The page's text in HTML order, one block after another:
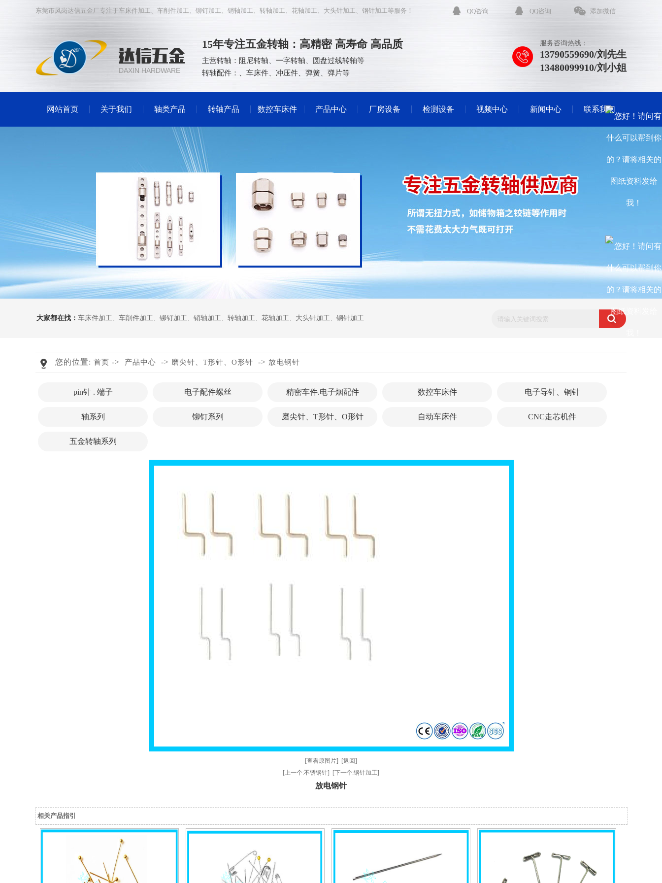
东莞市凤岗达信五金厂专注于车床件加工 、 车削件加工、 铆钉加工、 销轴加工、 转轴加工 、 花轴加工 、 大头针加工 、 钢针加工等服务！ QQ咨询 QQ咨询 添加微信
DAXIN HARDWARE
15年专注五金转轴：高精密 高寿命 高品质
主营转轴： 阻尼转轴 一字转轴
圆盘过线转轴等
转轴配件：
车床件 冲压件 弹簧 弹片等
服务咨询热线：
13790559690/刘先生
13480099910/刘小姐
网站首页 关于我们 轴类产品 转轴产品 数控车床件 产品中心 厂房设备 检测设备 视频中心 新闻中心 联系我们
大家都在找： 车床件加工、 车削件加工、 铆钉加工、 销轴加工、 转轴加工、 花轴加工、 大头针加工、 钢针加工
您的位置: 首页 -> 产品中心 -> 磨尖针、T形针、O形针 -> 放电钢针
pin针 . 端子 电子配件螺丝 精密车件.电子烟配件 数控车床件 电子导针、铜针
轴系列 铆钉系列 磨尖针、T形针、O形针 自动车床件 CNC走芯机件
五金转轴系列
[查看原图片]
[返回]
[上一个:不锈钢针]
[下一个:钢针加工]
放电钢针
相关产品指引